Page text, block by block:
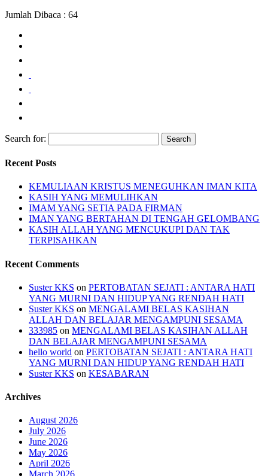
Jumlah Dibaca : 64
Search for:
Recent Posts
KEMULIAAN KRISTUS MENEGUHKAN IMAN KITA
KASIH YANG MEMULIHKAN
IMAM YANG SETIA PADA FIRMAN
IMAN YANG BERTAHAN DI TENGAH GELOMBANG
KASIH ALLAH YANG MENCUKUPI DAN TAK
TERPISAHKAN
Recent Comments
Suster KKS on PERTOBATAN SEJATI : ANTARA HATI
YANG MURNI DAN HIDUP YANG RENDAH HATI
Suster KKS on MENGALAMI BELAS KASIHAN
ALLAH DAN BELAJAR MENGAMPUNI SESAMA
333985 on MENGALAMI BELAS KASIHAN ALLAH
DAN BELAJAR MENGAMPUNI SESAMA
hello world on PERTOBATAN SEJATI : ANTARA HATI
YANG MURNI DAN HIDUP YANG RENDAH HATI
Suster KKS on KESABARAN
Archives
August 2026
July 2026
June 2026
May 2026
April 2026